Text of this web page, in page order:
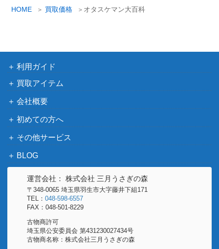
HOME 買取価格 オタスケマン大百科
利用ガイド
買取アイテム
会社概要
初めての方へ
その他サービス
BLOG
運営会社： 株式会社 三月うさぎの森
〒348-0065 埼玉県羽生市大字藤井下組171
TEL： 048-598-6557
FAX：048-501-8229
古物商許可
埼玉県公安委員会 第431230027434号
古物商名称：株式会社三月うさぎの森